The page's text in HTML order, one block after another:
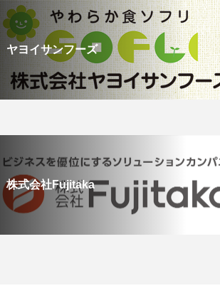
ヤヨイサンフーズ
株式会社Fujitaka